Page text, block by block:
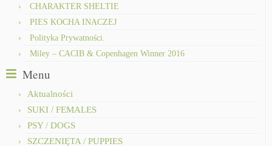
CHARAKTER SHELTIE
PIES KOCHA INACZEJ
Polityka Prywatności.
Miley – CACIB & Copenhagen Winner 2016
Menu
Aktualności
SUKI / FEMALES
PSY / DOGS
SZCZENIĘTA / PUPPIES